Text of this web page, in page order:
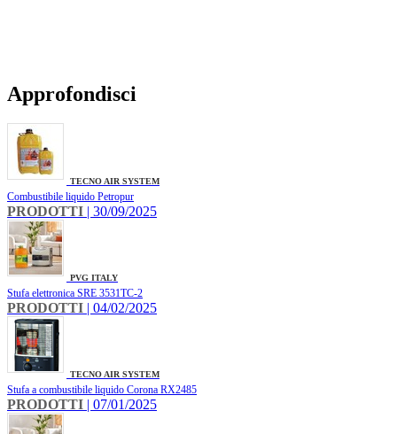
Approfondisci
TECNO AIR SYSTEM
Combustibile liquido Petropur
PRODOTTI | 30/09/2025
PVG ITALY
Stufa elettronica SRE 3531TC-2
PRODOTTI | 04/02/2025
TECNO AIR SYSTEM
Stufa a combustibile liquido Corona RX2485
PRODOTTI | 07/01/2025